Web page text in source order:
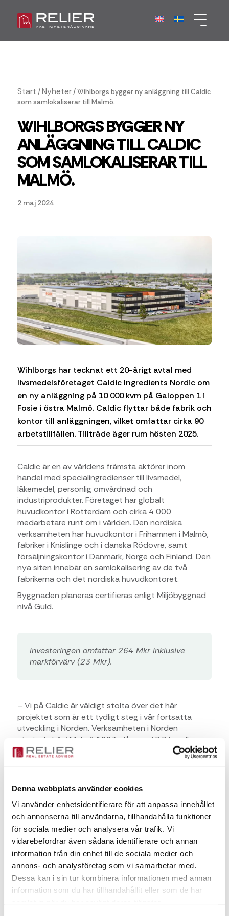
Denna webbplats använder cookies
Vi använder enhetsidentifierare för att anpassa innehållet
och annonserna till användarna, tillhandahålla funktioner
för sociala medier och analysera vår trafik. Vi
vidarebefordrar även sådana identifierare och annan
information från din enhet till de sociala medier och
annons- och analysföretag som vi samarbetar med.
Dessa kan i sin tur kombinera informationen med annan
information som du har tillhandahållit eller som de har
Start / Nyheter / Wihlborgs bygger ny anläggning till Caldic
som samlokaliserar till Malmö.
WIHLBORGS BYGGER NY
ANLÄGGNING TILL CALDIC
SOM SAMLOKALISERAR TILL
MALMÖ.
2 maj 2024
Wihlborgs har tecknat ett 20-årigt avtal med
livsmedelsföretaget Caldic Ingredients Nordic om
en ny anläggning på 10 000 kvm på Galoppen 1 i
Fosie i östra Malmö. Caldic flyttar både fabrik och
kontor till anläggningen, vilket omfattar cirka 90
arbetstillfällen. Tillträde äger rum hösten 2025.
Caldic är en av världens främsta aktörer inom
handel med specialingredienser till livsmedel,
läkemedel, personlig omvårdnad och
industriprodukter. Företaget har globalt
huvudkontor i Rotterdam och cirka 4 000
medarbetare runt om i världen. Den nordiska
verksamheten har huvudkontor i Frihamnen i Malmö,
fabriker i Knislinge och i danska Rödovre, samt
försäljningskontor i Danmark, Norge och Finland. Den
nya siten innebär en samlokalisering av de två
fabrikerna och det nordiska huvudkontoret.
Byggnaden planeras certifieras enligt Miljöbyggnad
nivå Guld.
Investeringen omfattar 264 Mkr inklusive
markförvärv (23 Mkr).
– Vi på Caldic är väldigt stolta över det här
projektet som är ett tydligt steg i vår fortsatta
utveckling i Norden. Verksamheten i Norden
startade här i Malmö 1923, då som AB R Lundberg,
så vi har en mer än 100-årig historia i staden.
Investeringen som Caldic nu gör är ett tydligt bevis
organisation och Norden som marknad. Vi har ett
team som kommer att skapa stor tillväxt även
kommande år, säger Gustav Larsson, vd för Caldic
Ingredients Nordic.
– Vi är väldigt glada att kunna möta Caldics behov
för att utveckla sin verksamhet vidare. Det kommer
att bli en modern byggnad med höga krav på
installationer, tekniska system och certifiering. För
Wihlborgs är det viktigt att även fastigheter för
industri och produktion har höga